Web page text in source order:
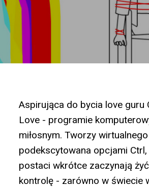
Aspirująca do bycia love guru
Love - programie
miłosnym. Tworzy
podekscytowana opcjami
postaci wkrótce zaczynają
kontrolę - zarówno w świecie